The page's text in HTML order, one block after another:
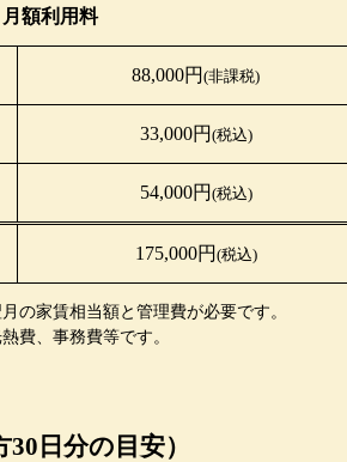
月額利用料
88,000円 (非課税)
33,000円 (税込)
54,000円 (税込)
175,000円 (税込)
の家賃相当額と管理費が必要です。
費、事務費等です。
日分の目安）